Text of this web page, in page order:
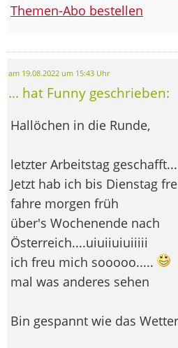
Themen-Abo bestellen
am 19.08.2022 um 15:43 Uhr
... hat Funny geschrieben:
Hallöchen in die Runde,
letzter Arbeitstag
Jetzt hab ich bis Dienstag
fahre morgen früh
über's Wochenende nach
Österreich....uiuiiuiuiiiii
ich freu mich sooooo.....
mal was anderes sehen
Bin gespannt wie das